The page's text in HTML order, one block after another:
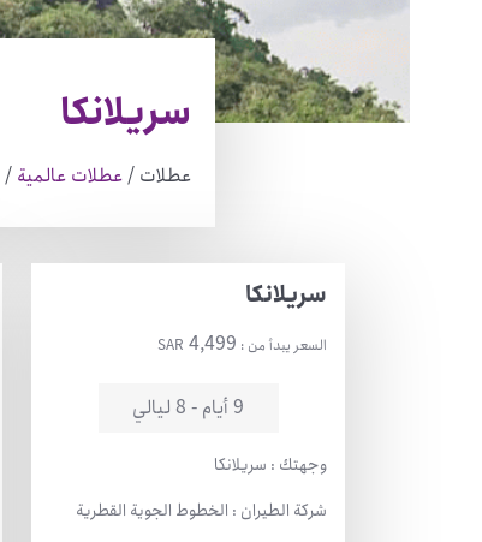
سريلانكا
عطلات /عطلات عالمية /
سريلانكا
السعر يبدأ من : 4,499
SAR
9 أيام - 8 ليالي
وجهتك : سريلانكا
شركة الطيران : الخطوط الجوية القطرية